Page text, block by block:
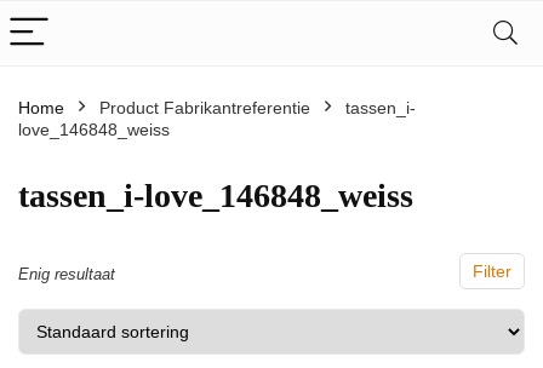
Home Product Fabrikantreferentie
‎tassen_i-
love_146848_weiss
‎tassen_i-love_146848_weiss
Filter
Enig resultaat